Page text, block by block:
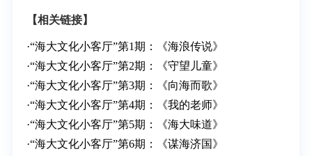
【相关链接】
·“海大文化小客厅”第1期：《海浪传说》
·“海大文化小客厅”第2期：《守望儿童》
·“海大文化小客厅”第3期：《向海而歌》
·“海大文化小客厅”第4期：《我的老师》
·“海大文化小客厅”第5期：《海大味道》
·“海大文化小客厅”第6期：《谋海济国》